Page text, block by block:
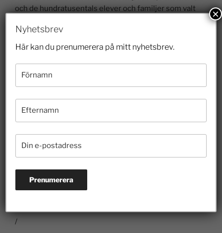
och de hundratusentals elever och familjer som valt
För precis så är det. Vi kommer fortsätta att stå upp
fortsätta bedriva sina uppskattade verksamheter. Att
svensk skola har problem är uppenbart, men att
skolor som hundratusentals elever valt är
ansvarslöst. Vi tänker inte låta svensk skolas
alla landets elever. Inte att förglömma alla de lärare
/
Nyhetsbrev
Här kan du prenumerera på mitt nyhetsbrev.
×